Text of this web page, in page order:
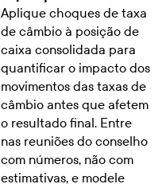
Aplique choques de taxa
de câmbio à posição de
caixa consolidada para
quantificar o impacto dos
movimentos das taxas de
câmbio antes que afetem
o resultado final. Entre
nas reuniões do conselho
com números, não com
estimativas, e modele